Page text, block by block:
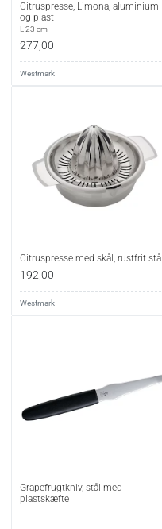
Citruspresse, Limona, aluminium
og plast
L 23 cm
277,00
Westmark
Citruspresse med skål, rustfrit stål
192,00
Westmark
Grapefrugtkniv, stål med
plastskæfte